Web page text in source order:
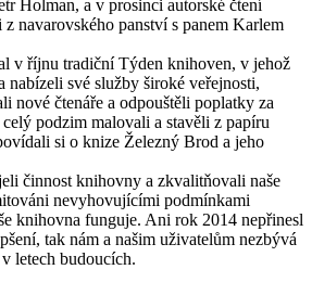
Holman, a v prosinci autorské čtení
z navarovského panství s panem Karlem
v říjnu tradiční Týden knihoven, v jehož
nabízeli své služby široké veřejnosti,
nové čtenáře a odpouštěli poplatky za
podzim malovali a stavěli z papíru
si o knize Železný Brod a jeho
činnost knihovny a zkvalitňovali naše
nevyhovujícími podmínkami
knihovna funguje. Ani rok 2014 nepřinesl
tak nám a našim uživatelům nezbývá
letech budoucích.